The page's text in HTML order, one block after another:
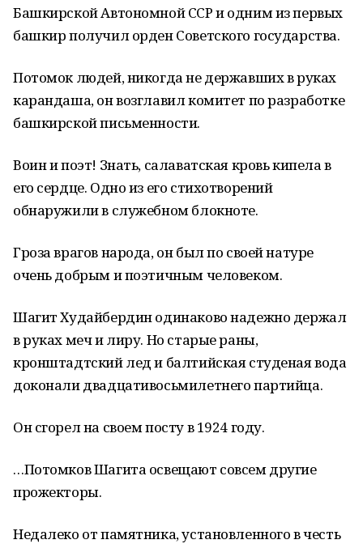
Башкирской Автономной ССР и одним из первых
башкир получил орден Советского государства.
Потомок людей, никогда не державших в руках
карандаша, он возглавил комитет по разработке
башкирской письменности.
Воин и поэт! Знать, салаватская кровь кипела в
его сердце. Одно из его стихотворений
обнаружили в служебном блокноте.
Гроза врагов народа, он был по своей натуре
очень добрым и поэтичным человеком.
Шагит Худайбердин одинаково надежно держал
в руках меч и лиру. Но старые раны,
кронштадтский лед и балтийская студеная вода
доконали двадцативосьмилетнего партийца.
Он сгорел на своем посту в 1924 году.
…Потомков Шагита освещают совсем другие
прожекторы.
Недалеко от памятника, установленного в честь